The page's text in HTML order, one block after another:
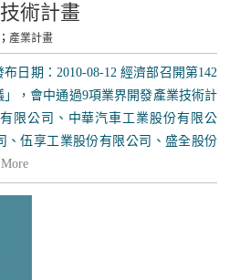
術計畫
； 產業計畫
日期：2010-08-12 經濟部召開第142
，會中通過9項業界開發產業技術計
限公司、中華汽車工業股份有限公
、伍享工業股份有限公司、盛全股份
More